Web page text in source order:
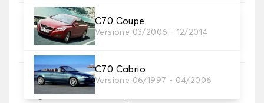
C70 Coupe
Versione 03/2006 - 12/2014
C70 Cabrio
Versione 06/1997 - 04/2006
3. Set di tappetini
Selezionare il numero di tappetini per auto
necessari.
4. Colori dei tappetini
Scegli il materiale del tappetino auto.